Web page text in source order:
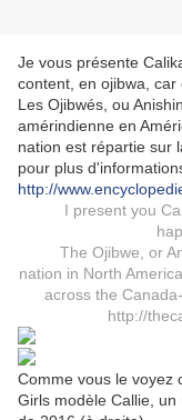
Je vous présente
content, en ojibwa, car
Les Ojibwés, ou
amérindienne en
nation est répartie sur
pour plus
http://
I present you
The Ojibwe, or
nation in North
across the
http://
Comme vous le voyez
Girls modèle Callie,